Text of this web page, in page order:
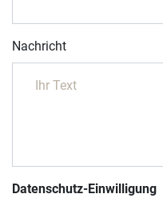
Nachricht
Datenschutz-Einwilligung